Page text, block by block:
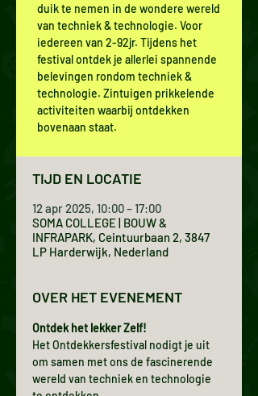
duik te nemen in de wondere wereld
van techniek & technologie. Voor
iedereen van 2-92jr. Tijdens het
festival ontdek je allerlei spannende
belevingen rondom techniek &
technologie. Zintuigen prikkelende
activiteiten waarbij ontdekken
bovenaan staat.
TIJD EN LOCATIE
12 apr 2025, 10:00 – 17:00
SOMA COLLEGE | BOUW &
INFRAPARK, Ceintuurbaan 2, 3847
LP Harderwijk, Nederland
OVER HET EVENEMENT
Ontdek het lekker Zelf!
Het Ontdekkersfestival nodigt je uit
om samen met ons de fascinerende
wereld van techniek en technologie